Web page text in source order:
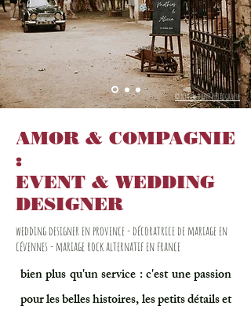
© NINON DURET PHOTOGRAPHE
AMOR & COMPAGNIE
:
EVENT & WEDDING
DESIGNER
wedding designer en provence - décoratrice de mariage en
cévennes - mariage rock alternatif en france
bien plus qu'un service : c'est une passion
pour les belles histoires, les petits détails et